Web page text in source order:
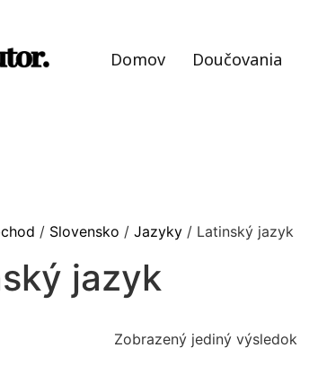
Domov Doučovania
/ Slovensko / Jazyky / Latinský jazyk
jazyk
Zobrazený jediný výsledok